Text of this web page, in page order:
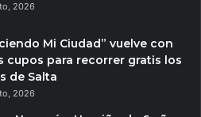
2026
Mi Ciudad” vuelve con
cupos para recorrer gratis los
de Salta
2026